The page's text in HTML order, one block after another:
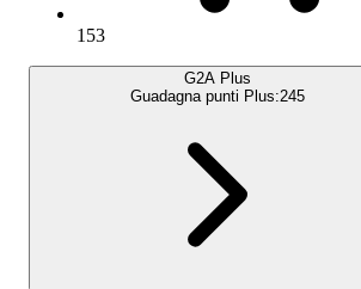
153
G2A Plus
Guadagna punti Plus:245